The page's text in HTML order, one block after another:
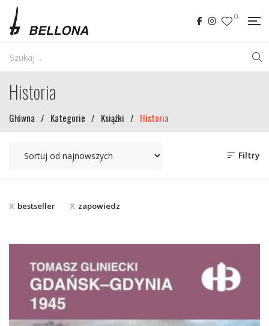
0
Historia
Główna / Kategorie / Książki / Historia
Filtry
bestseller zapowiedz